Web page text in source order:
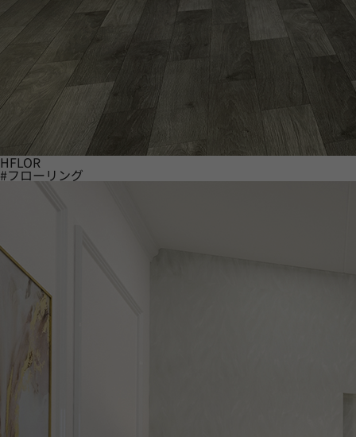
HFLOR
#フローリング